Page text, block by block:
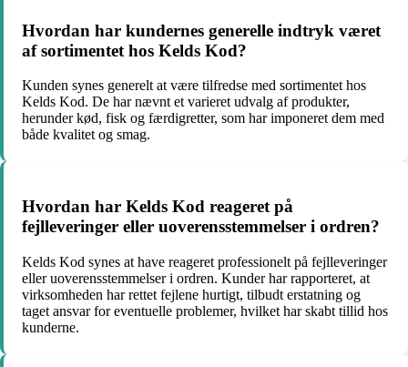
Hvordan har kundernes generelle indtryk været
af sortimentet hos Kelds Kod?
Kunden synes generelt at være tilfredse med sortimentet hos
Kelds Kod. De har nævnt et varieret udvalg af produkter,
herunder kød, fisk og færdigretter, som har imponeret dem med
både kvalitet og smag.
Hvordan har Kelds Kod reageret på
fejlleveringer eller uoverensstemmelser i ordren?
Kelds Kod synes at have reageret professionelt på fejlleveringer
eller uoverensstemmelser i ordren. Kunder har rapporteret, at
virksomheden har rettet fejlene hurtigt, tilbudt erstatning og
taget ansvar for eventuelle problemer, hvilket har skabt tillid hos
kunderne.